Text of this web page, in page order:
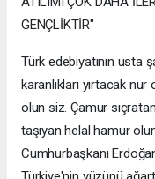
GENÇLİKTİR"
Türk edebiyatının usta
karanlıkları yırtacak
olun siz. Çamur
taşıyan helal hamur
Cumhurbaşkanı